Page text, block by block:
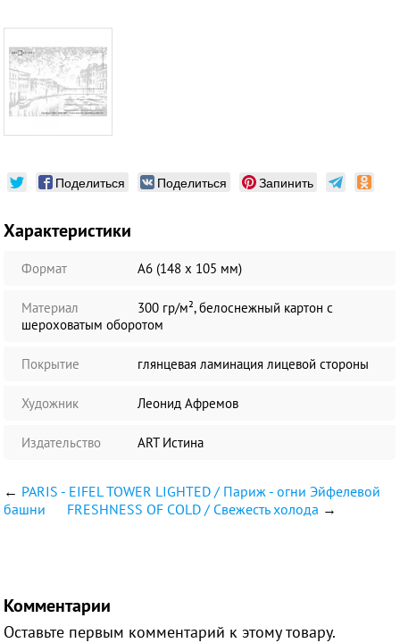
Поделиться Поделиться Запинить
Характеристики
Формат А6 (148 х 105 мм)
Материал
300 гр/м², белоснежный картон с
шероховатым оборотом
Покрытие глянцевая ламинация лицевой стороны
Художник Леонид Афремов
Издательство ART Истина
← PARIS - EIFEL TOWER LIGHTED / Париж - огни Эйфелевой
башни
FRESHNESS OF COLD / Свежесть холода →
Комментарии
Оставьте первым комментарий к этому товару.